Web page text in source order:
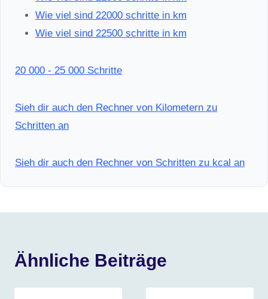
Wie viel sind 22000 schritte in km
Wie viel sind 22500 schritte in km
20 000 - 25 000 Schritte
Sieh dir auch den Rechner von Kilometern zu
Schritten an
Sieh dir auch den Rechner von Schritten zu kcal an
Ähnliche Beiträge